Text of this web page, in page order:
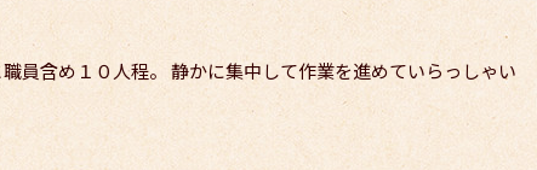
員含め１０人程。 静かに集中して作業を進めていらっしゃい